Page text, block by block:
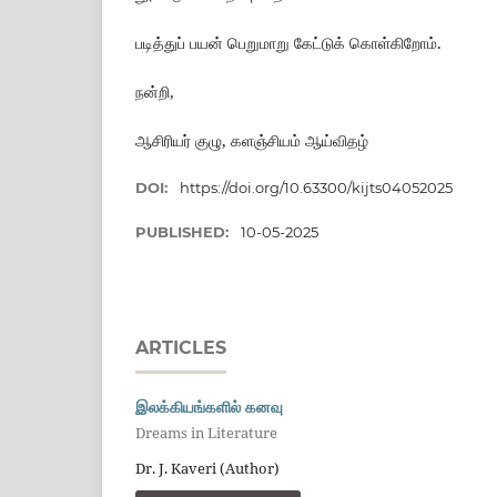
படித்துப் பயன் பெறுமாறு கேட்டுக் கொள்கிறோம்.
நன்றி,
ஆசிரியர் குழு, களஞ்சியம் ஆய்விதழ்
DOI: https://doi.org/10.63300/kijts04052025
PUBLISHED: 10-05-2025
ARTICLES
இலக்கியங்களில் கனவு
Dreams in Literature
Dr. J. Kaveri (Author)